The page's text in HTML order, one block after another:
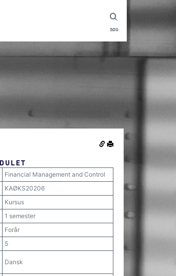
SØG
Financial Management and Control
KAØKS20206
Kursus
1 semester
Forår
5
Dansk